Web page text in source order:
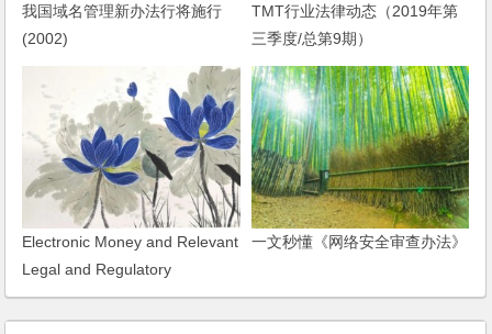
我国域名管理新办法行将施行
(2002)
TMT行业法律动态（2019年第
三季度/总第9期）
Electronic Money and Relevant
Legal and Regulatory
Issues(电子货币及相关法律、
监管问题)(2000)
一文秒懂《网络安全审查办法》